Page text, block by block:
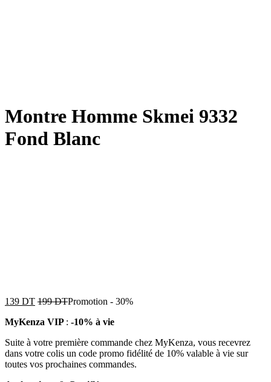
Montre Homme Skmei 9332
Fond Blanc
139 DT 199DTPromotion - 30%
MyKenza VIP : -10% à vie
Suite à votre première commande chez MyKenza, vous recevrez
dans votre colis un code promo fidélité de 10% valable à vie sur
toutes vos prochaines commandes.